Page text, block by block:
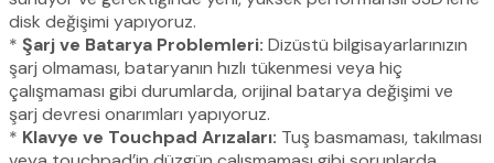
disk değişimi yapıyoruz.
* Şarj ve Batarya Problemleri: Dizüstü bilgisayarlarınızın
şarj olmaması, bataryanın hızlı tükenmesi veya hiç
çalışmaması gibi durumlarda, orijinal batarya değişimi ve
şarj devresi onarımları yapıyoruz.
* Klavye ve Touchpad Arızaları: Tuş basmaması, takılması